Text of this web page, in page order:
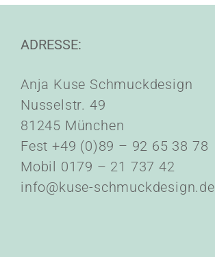
ADRESSE:
Anja Kuse Schmuckdesign
Nusselstr. 49
81245 München
Fest +49 (0)89 – 92 65 38 78
Mobil 0179 – 21 737 42
info@kuse-schmuckdesign.de